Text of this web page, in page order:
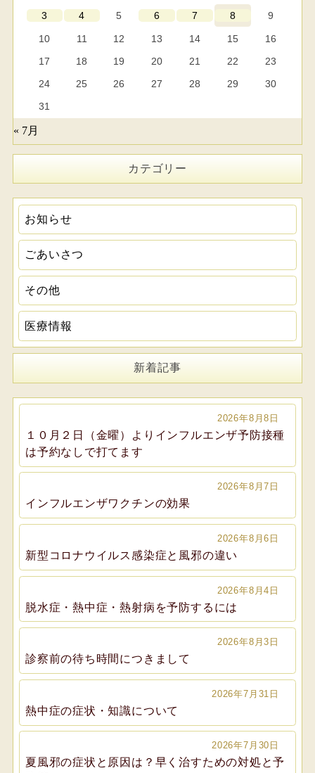
3 4 5 6 7 8 9
10 11 12 13 14 15
16
17
18 19 20 21 22
23
24
25 26 27 28 29
30
31
« 7月
カテゴリー
お知らせ
ごあいさつ
その他
医療情報
新着記事
2026年8月8日
１０月２日（金曜）よりインフルエンザ予防接種
は予約なしで打てます
2026年8月7日
インフルエンザワクチンの効果
2026年8月6日
新型コロナウイルス感染症と風邪の違い
2026年8月4日
脱水症・熱中症・熱射病を予防するには
2026年8月3日
診察前の待ち時間につきまして
2026年7月31日
熱中症の症状・知識について
2026年7月30日
夏風邪の症状と原因は？早く治すための対処と予